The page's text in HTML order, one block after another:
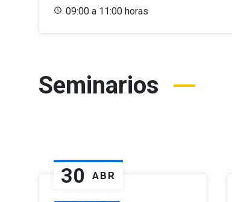
09:00 a 11:00 horas
Seminarios
30 ABR